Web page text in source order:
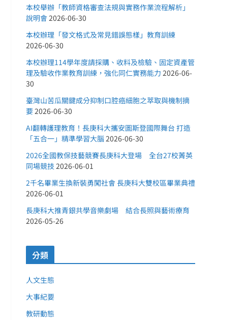
本校舉辦「教師資格審查法規與實務作業流程解析」
說明會2026-06-30
本校辦理「發文格式及常見錯誤態樣」教育訓練
2026-06-30
本校辦理114學年度請採購、收料及檢驗、固定資產管
理及驗收作業教育訓練，強化同仁實務能力 2026-06-
30
臺灣山苦瓜關鍵成分抑制口腔癌細胞之萃取與機制摘
要2026-06-30
AI翻轉護理教育！長庚科大攜安圖斯登國際舞台 打造
「五合一」精準學習大腦 2026-06-30
2026全國教保技藝競賽長庚科大登場 全台27校菁英
同場競技 2026-06-01
2千名畢業生換新裝勇闖社會 長庚科大雙校區畢業典禮
2026-06-01
長庚科大推青銀共學音樂劇場 結合長照與藝術療育
2026-05-26
分類
人文生態
大事紀要
教研動態